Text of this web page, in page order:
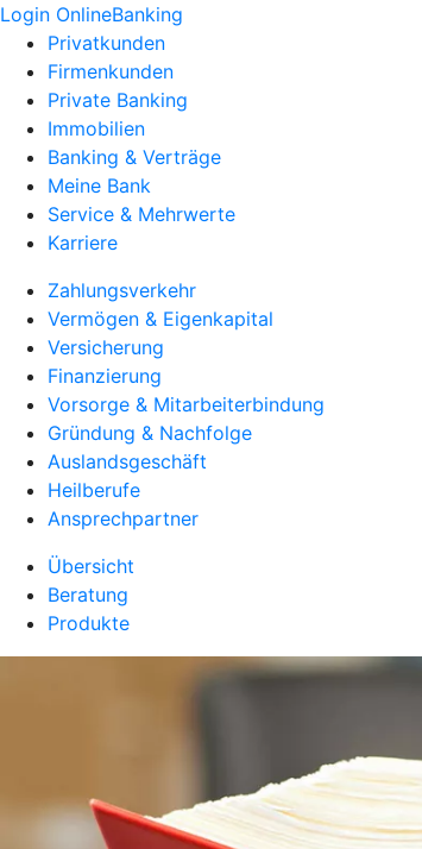
Login OnlineBanking
Privatkunden
Firmenkunden
Private Banking
Immobilien
Banking & Verträge
Meine Bank
Service & Mehrwerte
Karriere
Zahlungsverkehr
Vermögen & Eigenkapital
Versicherung
Finanzierung
Vorsorge & Mitarbeiterbindung
Gründung & Nachfolge
Auslandsgeschäft
Heilberufe
Ansprechpartner
Übersicht
Beratung
Produkte